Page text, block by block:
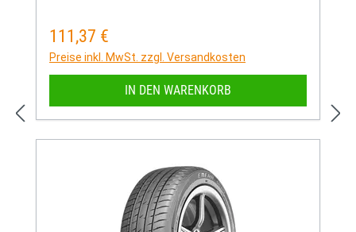
Regulärer Preis:
111,37 €
Preise inkl. MwSt. zzgl. Versandkosten
IN DEN WARENKORB